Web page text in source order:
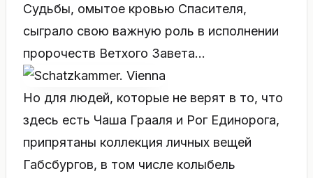
Судьбы, омытое кровью Спасителя,
сыграло свою важную роль в исполнении
пророчеств Ветхого Завета…
Но для людей, которые не верят в то, что
здесь есть Чаша Грааля и Рог Единорога,
припрятаны коллекция личных вещей
Габсбургов, в том числе колыбель